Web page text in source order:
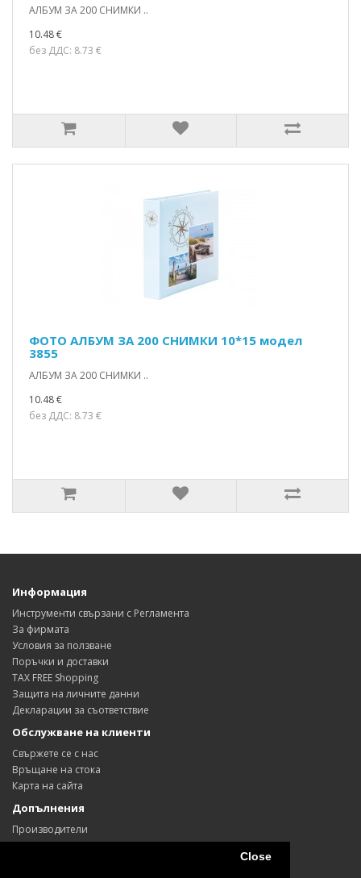
Close
АЛБУМ ЗА 200 СНИМКИ ..
10.48 €
без ДДС: 8.73 €
ФОТО АЛБУМ ЗА 200 СНИМКИ 10*15 модел
3855
АЛБУМ ЗА 200 СНИМКИ ..
10.48 €
без ДДС: 8.73 €
Информация
Инструменти свързани с Регламента
За фирмата
Условия за ползване
Поръчки и доставки
TAX FREE Shopping
Защита на личните данни
Декларации за съответствие
Обслужване на клиенти
Свържете се с нас
Връщане на стока
Карта на сайта
Допълнения
Производители
Ваучери